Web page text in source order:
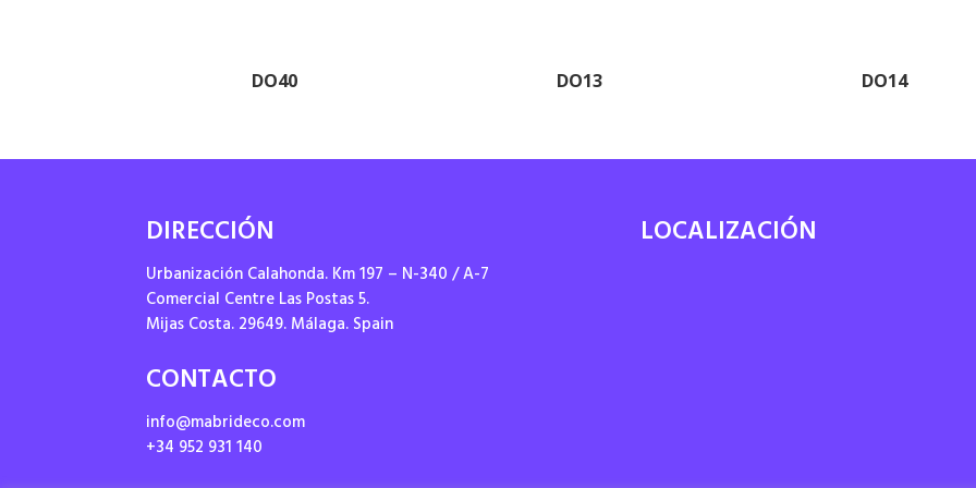
DO40 DO13 DO14
DIRECCIÓN
Urbanización Calahonda. Km 197 – N-340 / A-7
Comercial Centre Las Postas 5.
Mijas Costa. 29649. Málaga. Spain
CONTACTO
info@mabrideco.com
+34 952 931 140
LOCALIZACIÓN